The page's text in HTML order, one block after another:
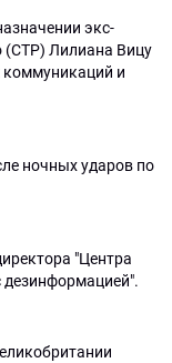
экс-
(СТР) Лилиана Вицу
коммуникаций и
ночных ударов по
"Центра
дезинформацией".